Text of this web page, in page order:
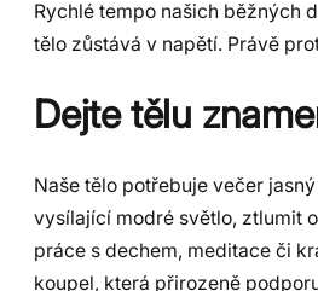
Rychlé tempo našich běžných
tělo zůstává v napětí. Právě
Dejte tělu
Naše tělo potřebuje večer
vysílající modré světlo, ztlumit
práce s dechem, meditace či
koupel, která přirozeně